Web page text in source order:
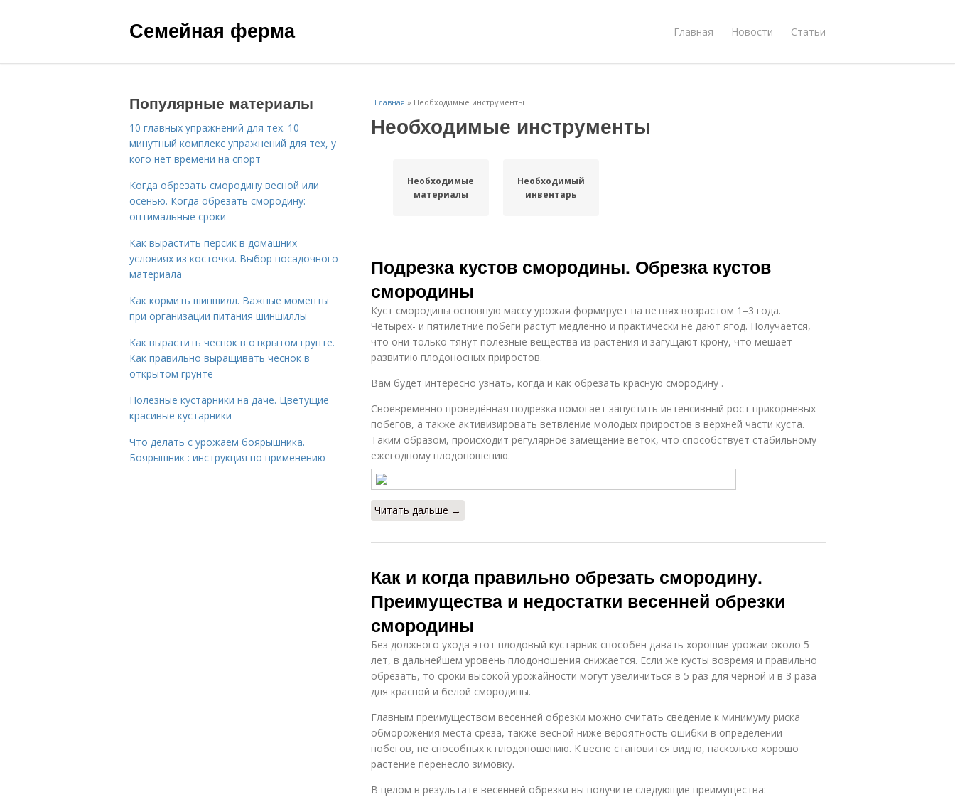
Семейная ферма Главная Новости Статьи
Главная » Необходимые инструменты
Необходимые инструменты
Необходимые
материалы
Необходимый
инвентарь
Подрезка кустов смородины. Обрезка кустов
смородины
Куст смородины основную массу урожая формирует на ветвях возрастом 1–3 года.
Четырёх- и пятилетние побеги растут медленно и практически не дают ягод. Получается,
что они только тянут полезные вещества из растения и загущают крону, что мешает
развитию плодоносных приростов.
Вам будет интересно узнать, когда и как обрезать красную смородину .
Своевременно проведённая подрезка помогает запустить интенсивный рост прикорневых
побегов, а также активизировать ветвление молодых приростов в верхней части куста.
Таким образом, происходит регулярное замещение веток, что способствует стабильному
ежегодному плодоношению.
Читать дальше →
Как и когда правильно обрезать смородину.
Преимущества и недостатки весенней обрезки
смородины
Без должного ухода этот плодовый кустарник способен давать хорошие урожаи около 5
лет, в дальнейшем уровень плодоношения снижается. Если же кусты вовремя и правильно
обрезать, то сроки высокой урожайности могут увеличиться в 5 раз для черной и в 3 раза
для красной и белой смородины.
Главным преимуществом весенней обрезки можно считать сведение к минимуму риска
обморожения места среза, также весной ниже вероятность ошибки в определении
побегов, не способных к плодоношению. К весне становится видно, насколько хорошо
растение перенесло зимовку.
В целом в результате весенней обрезки вы получите следующие преимущества:
Популярные материалы
10 главных упражнений для тех. 10
минутный комплекс упражнений для тех, у
кого нет времени на спорт
Когда обрезать смородину весной или
осенью. Когда обрезать смородину:
оптимальные сроки
Как вырастить персик в домашних
условиях из косточки. Выбор посадочного
материала
Как кормить шиншилл. Важные моменты
при организации питания шиншиллы
Как вырастить чеснок в открытом грунте.
Как правильно выращивать чеснок в
открытом грунте
Полезные кустарники на даче. Цветущие
красивые кустарники
Что делать с урожаем боярышника.
Боярышник : инструкция по применению